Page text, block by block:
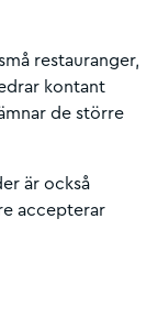
restauranger,
kontant
de större
är också
accepterar